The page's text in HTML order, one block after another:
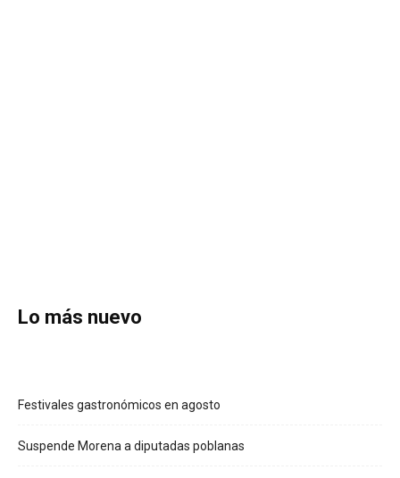
Lo más nuevo
Festivales gastronómicos en agosto
Suspende Morena a diputadas poblanas